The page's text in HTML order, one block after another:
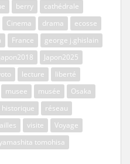
berry
cathédrale
Cinema drama
ecosse
France
george j.ghislain
japon2018
Japon2025
lecture
liberté
musee musée
Osaka
réseau
visite
Voyage
tomohisa